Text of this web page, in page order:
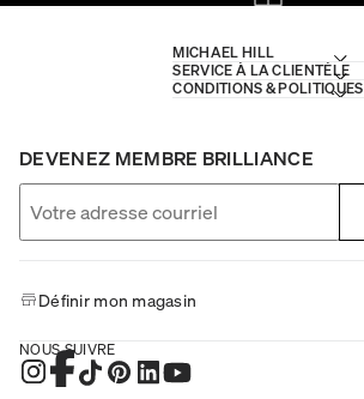
MICHAEL HILL
SERVICE À LA CLIENTÈLE
CONDITIONS & POLITIQUES
DEVENEZ MEMBRE BRILLIANCE
Définir mon magasin
NOUS SUIVRE